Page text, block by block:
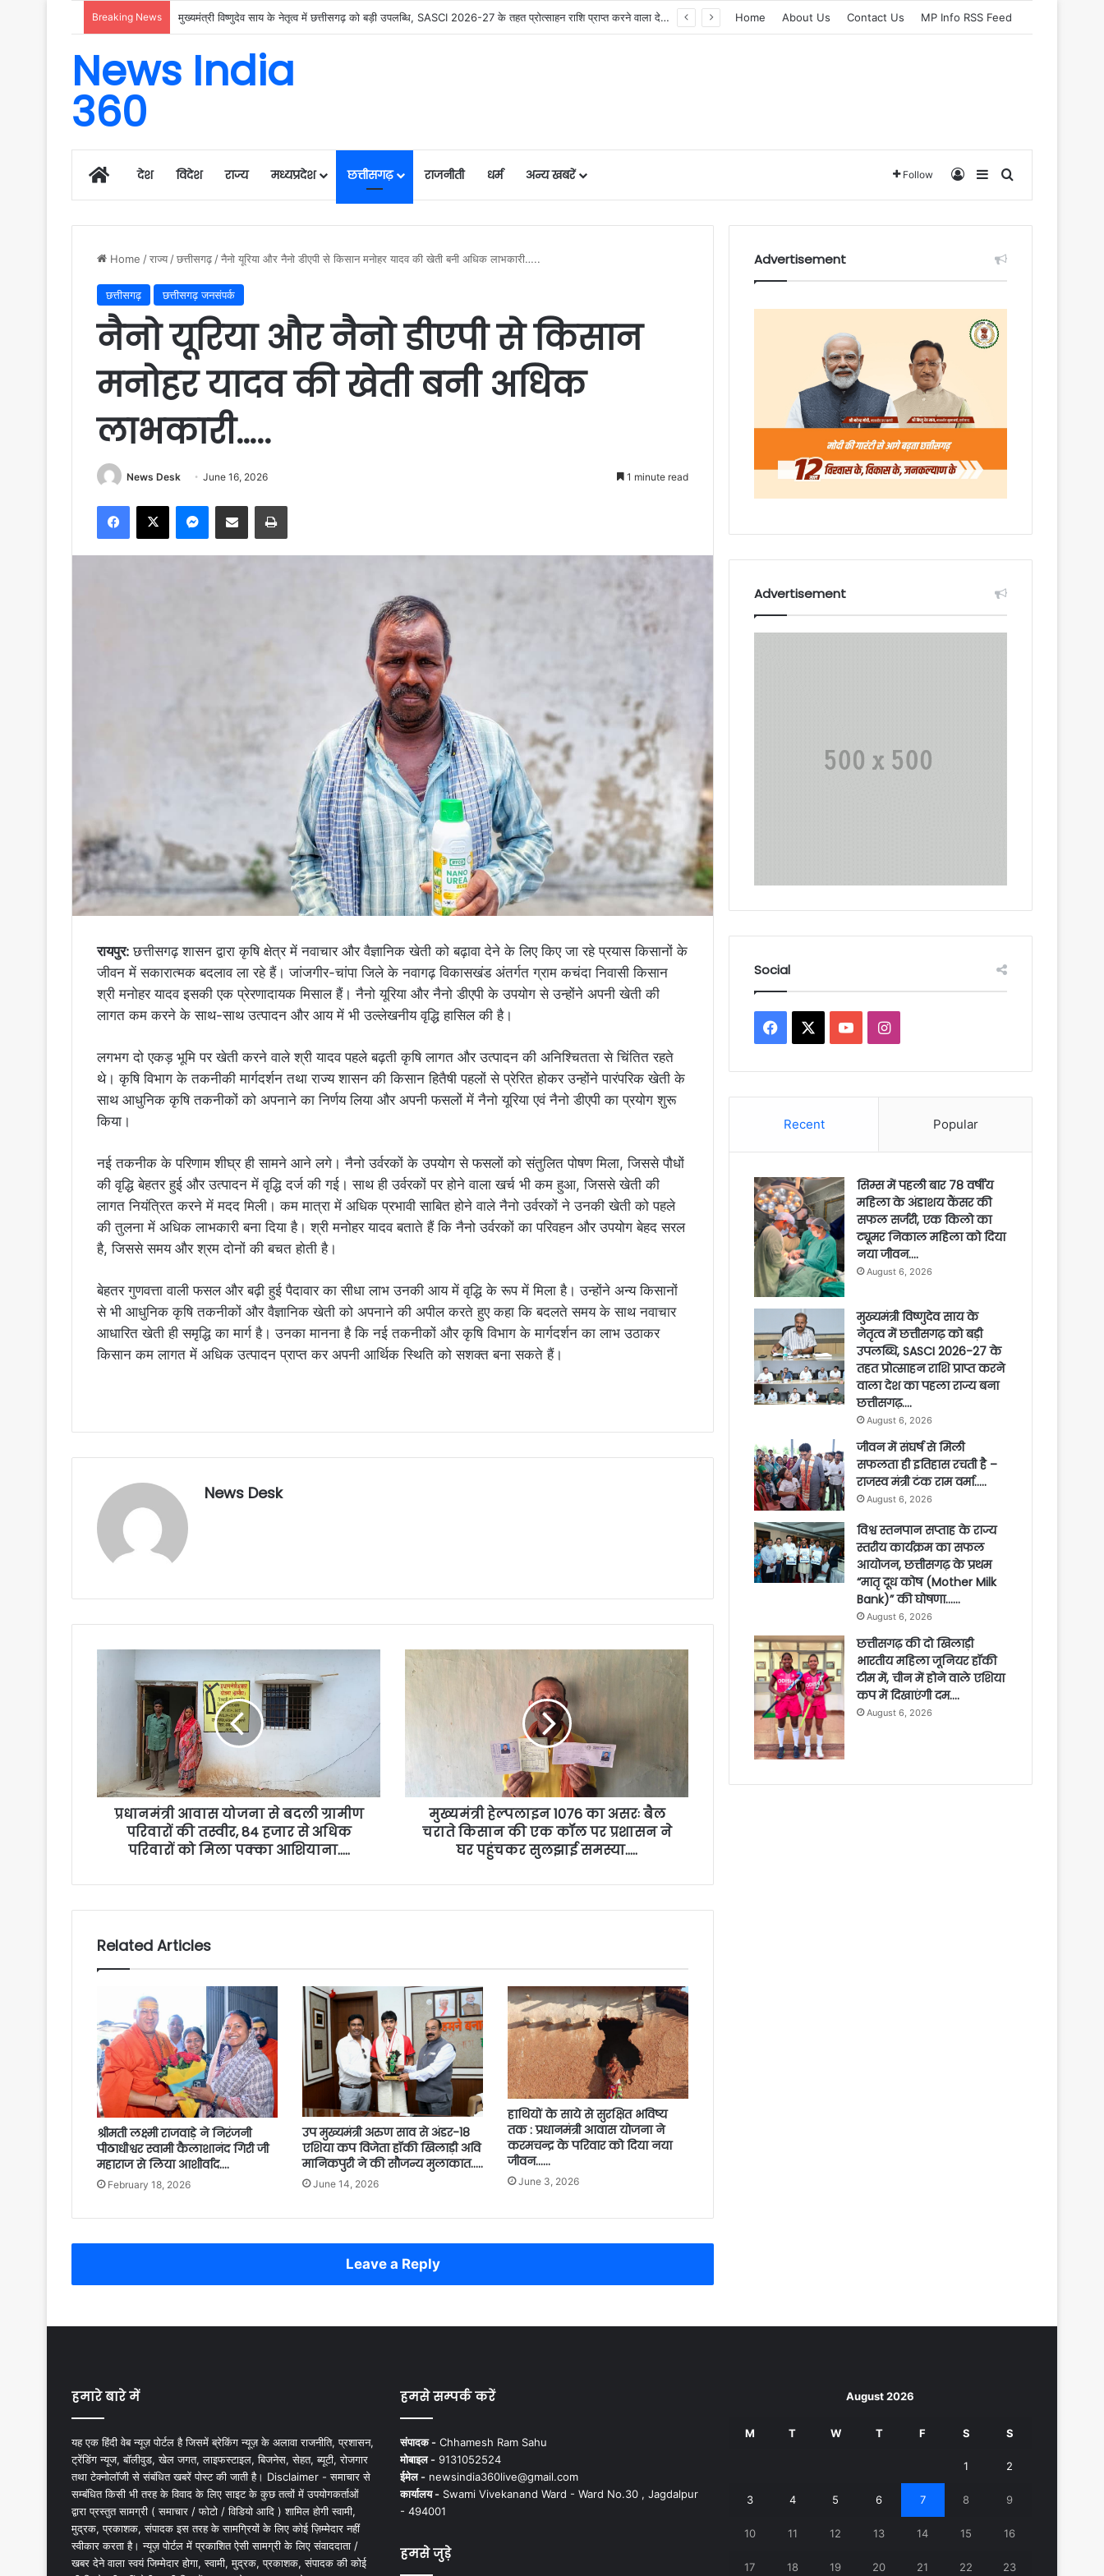
Breaking News मुख्यमंत्री विष्णुदेव साय के नेतृत्व में छत्तीसगढ़ को बड़ी उपलब्धि, SASCI 2026-27 के तहत प्रोत्साहन राशि प्राप्त करने वाला देश का पहला राज्य बना छत्तीसगढ़…. Home About Us Contact Us MP Info RSS Feed
News India
360
Homeदेश विदेश राज्य मध्यप्रदेश छत्तीसगढ़ राजनीती धर्म अन्य खबरें Follow Log InSidebarSearch for
Home /राज्य /छत्तीसगढ़ /नैनो यूरिया और नैनो डीएपी से किसान मनोहर यादव की खेती बनी अधिक लाभकारी…..
छत्तीसगढ़ छत्तीसगढ़ जनसंपर्क
नैनो यूरिया और नैनो डीएपी से किसान
मनोहर यादव की खेती बनी अधिक
लाभकारी…..
News Desk June 16, 2026 1 minute read
Facebook
X Messenger
Share via Email Print
रायपुर:छत्तीसगढ़ शासन द्वारा कृषि क्षेत्र में नवाचार और वैज्ञानिक खेती को बढ़ावा देने के लिए किए जा रहे प्रयास किसानों के
जीवन में सकारात्मक बदलाव ला रहे हैं। जांजगीर-चांपा जिले के नवागढ़ विकासखंड अंतर्गत ग्राम कचंदा निवासी किसान
श्री मनोहर यादव इसकी एक प्रेरणादायक मिसाल हैं। नैनो यूरिया और नैनो डीएपी के उपयोग से उन्होंने अपनी खेती की
लागत कम करने के साथ-साथ उत्पादन और आय में भी उल्लेखनीय वृद्धि हासिल की है।
लगभग दो एकड़ भूमि पर खेती करने वाले श्री यादव पहले बढ़ती कृषि लागत और उत्पादन की अनिश्चितता से चिंतित रहते
थे। कृषि विभाग के तकनीकी मार्गदर्शन तथा राज्य शासन की किसान हितैषी पहलों से प्रेरित होकर उन्होंने पारंपरिक खेती के
साथ आधुनिक कृषि तकनीकों को अपनाने का निर्णय लिया और अपनी फसलों में नैनो यूरिया एवं नैनो डीएपी का प्रयोग शुरू
किया।
नई तकनीक के परिणाम शीघ्र ही सामने आने लगे। नैनो उर्वरकों के उपयोग से फसलों को संतुलित पोषण मिला, जिससे पौधों
की वृद्धि बेहतर हुई और उत्पादन में वृद्धि दर्ज की गई। साथ ही उर्वरकों पर होने वाला खर्च भी कम हुआ, जिससे खेती की
लागत नियंत्रित करने में मदद मिली। कम मात्रा में अधिक प्रभावी साबित होने वाले नैनो उर्वरकों ने उनकी खेती को पहले
की तुलना में अधिक लाभकारी बना दिया है। श्री मनोहर यादव बताते हैं कि नैनो उर्वरकों का परिवहन और उपयोग बेहद सरल
है, जिससे समय और श्रम दोनों की बचत होती है।
बेहतर गुणवत्ता वाली फसल और बढ़ी हुई पैदावार का सीधा लाभ उनकी आय में वृद्धि के रूप में मिला है। उन्होंने अन्य किसानों
से भी आधुनिक कृषि तकनीकों और वैज्ञानिक खेती को अपनाने की अपील करते हुए कहा कि बदलते समय के साथ नवाचार
आधारित खेती ही समृद्धि का मार्ग है। उनका मानना है कि नई तकनीकों और कृषि विभाग के मार्गदर्शन का लाभ उठाकर
किसान कम लागत में अधिक उत्पादन प्राप्त कर अपनी आर्थिक स्थिति को सशक्त बना सकते हैं।
News Desk
प्रधानमंत्री आवास योजना से बदली ग्रामीण
परिवारों की तस्वीर, 84 हजार से अधिक
परिवारों को मिला पक्का आशियाना…..
मुख्यमंत्री हेल्पलाइन 1076 का असरः बैल
चराते किसान की एक कॉल पर प्रशासन ने
घर पहुंचकर सुलझाई समस्या…..
Related Articles
श्रीमती लक्ष्मी राजवाड़े ने निरंजनी
पीठाधीश्वर स्वामी कैलाशानंद गिरी जी
महाराज से लिया आशीर्वाद….
February 18, 2026
उप मुख्यमंत्री अरुण साव से अंडर-18
एशिया कप विजेता हॉकी खिलाड़ी अवि
मानिकपुरी ने की सौजन्य मुलाकात…..
June 14, 2026
हाथियों के साये से सुरक्षित भविष्य
तक : प्रधानमंत्री आवास योजना ने
करमचन्द्र के परिवार को दिया नया
जीवन……
June 3, 2026
Leave a Reply
Advertisement
Advertisement
Social
Facebook YouTubeInstagram
Recent Popular
सिम्स में पहली बार 78 वर्षीय
महिला के अंडाशय कैंसर की
सफल सर्जरी, एक किलो का
ट्यूमर निकाल महिला को दिया
नया जीवन….
August 6, 2026
मुख्यमंत्री विष्णुदेव साय के
नेतृत्व में छत्तीसगढ़ को बड़ी
उपलब्धि, SASCI 2026-27 के
तहत प्रोत्साहन राशि प्राप्त करने
वाला देश का पहला राज्य बना
छत्तीसगढ़….
August 6, 2026
जीवन में संघर्ष से मिली
सफलता ही इतिहास रचती है –
राजस्व मंत्री टंक राम वर्मा…..
August 6, 2026
विश्व स्तनपान सप्ताह के राज्य
स्तरीय कार्यक्रम का सफल
आयोजन, छत्तीसगढ़ के प्रथम
“मातृ दूध कोष (Mother Milk
Bank)” की घोषणा……
August 6, 2026
छत्तीसगढ़ की दो खिलाड़ी
भारतीय महिला जूनियर हॉकी
टीम में, चीन में होने वाले एशिया
कप में दिखाएंगी दम….
August 6, 2026
हमारे बारे में
यह एक हिंदी वेब न्यूज़ पोर्टल है जिसमें ब्रेकिंग न्यूज़ के अलावा राजनीति, प्रशासन,
ट्रेंडिंग न्यूज, बॉलीवुड, खेल जगत, लाइफस्टाइल, बिजनेस, सेहत, ब्यूटी, रोजगार
तथा टेक्नोलॉजी से संबंधित खबरें पोस्ट की जाती है। Disclaimer - समाचार से
सम्बंधित किसी भी तरह के विवाद के लिए साइट के कुछ तत्वों में उपयोगकर्ताओं
द्वारा प्रस्तुत सामग्री ( समाचार / फोटो / विडियो आदि ) शामिल होगी स्वामी,
मुद्रक, प्रकाशक, संपादक इस तरह के सामग्रियों के लिए कोई ज़िम्मेदार नहीं
स्वीकार करता है। न्यूज़ पोर्टल में प्रकाशित ऐसी सामग्री के लिए संवाददाता /
खबर देने वाला स्वयं जिम्मेदार होगा, स्वामी, मुद्रक, प्रकाशक, संपादक की कोई
हमसे सम्पर्क करें
संपादक -Chhamesh Ram Sahu
मोबाइल -9131052524
ईमेल - newsindia360live@gmail.com
कार्यालय -Swami Vivekanand Ward - Ward No.30 , Jagdalpur
- 494001
हमसे जुड़े
August 2026
M T W T F S S
1 2
3 4 5 6 7 8 9
10 11 12 13 14 15 16
17 18 19 20 21 22 23